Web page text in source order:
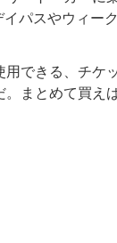
パスやウィー
できる、チケ
まとめて買え